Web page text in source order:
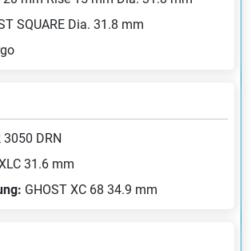
SQUARE Dia. 31.8 mm
DRN
31.6 mm
GHOST XC 68 34.9 mm